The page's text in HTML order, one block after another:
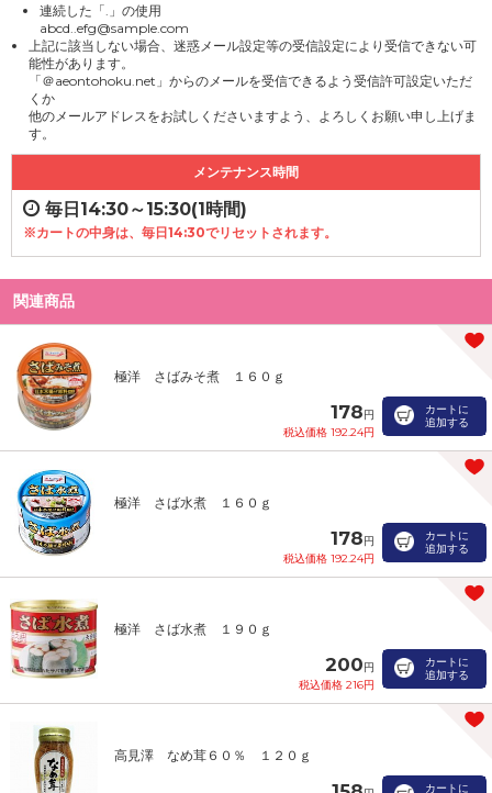
連続した「.」の使用
abcd..efg@sample.com
上記に該当しない場合、迷惑メール設定等の受信設定により受信できない可
能性があります。
「＠aeontohoku.net」からのメールを受信できるよう受信許可設定いただ
くか
他のメールアドレスをお試しくださいますよう、よろしくお願い申し上げま
す。
メンテナンス時間
毎日14:30～15:30(1時間)
※カートの中身は、毎日14:30でリセットされます。
関連商品
極洋 さばみそ煮 １６０ｇ
178円
税込価格 192.24円
カートに
追加する
極洋 さば水煮 １６０ｇ
178円
税込価格 192.24円
カートに
追加する
極洋 さば水煮 １９０ｇ
200円
税込価格 216円
カートに
追加する
高見澤 なめ茸６０％ １２０ｇ
カートに